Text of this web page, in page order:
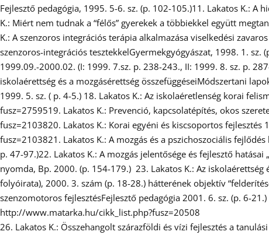
Fejlesztő pedagógia, 1995. 5-6. sz. (p. 102-105.)11. Lakatos K.:
K.: Miért nem tudnak a “félős” gyerekek a többiekkel együtt
K.: A szenzoros integrációs terápia alkalmazása viselkedési
szenzoros-integrációs tesztekkelGyermekgyógyászat, 1998. 1.
1999.09.-2000.02. (I: 1999. 7.sz. p. 238-243., II: 1999. 8. sz. p.
iskolaérettség és a mozgásérettség összefüggéseiMódszertani
1999. 5. sz. ( p. 4-5.) 18. Lakatos K.: Az iskolaéretlenség korai
fusz=2759519. Lakatos K.: Prevenció, kapcsolatépítés, okos
fusz=2103820. Lakatos K.: Korai egyéni és kiscsoportos
fusz=2103821. Lakatos K.: A mozgás és a pszichoszociális
p. 47-97.)22. Lakatos K.: A mozgás jelentősége és fejlesztő
nyomda, Bp. 2000. (p. 154-179.) 23. Lakatos K.: Az iskolaérettség
folyóirata), 2000. 3. szám (p. 18-28.) hátterének objektív
szenzomotoros fejlesztésFejlesztő pedagógia 2001. 6. sz. (p. 6-21.)
http://www.matarka.hu/cikk_list.php?fusz=20508
26. Lakatos K.: Összehangolt szárazföldi és vízi fejlesztés a